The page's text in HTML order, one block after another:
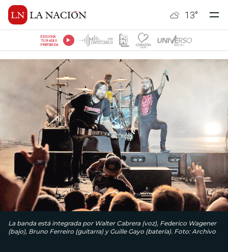
13°
ESCUCHÁ
TU RADIO
PREFERIDA
La banda está integrada por Walter Cabrera (voz), Federico Wagener
(bajo), Bruno Ferreiro (guitarra) y Guille Gayo (batería). Foto: Archivo